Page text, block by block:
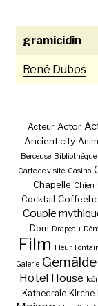
gramicidin
René Dubos
Acteur Actor
Ancient city
Berceuse Bibliothèque
Carte de visite Casino
Chapelle Chien
Cocktail
Couple
Dom Drapeau
Film Fleur
Galerie Gemälde
Hotel House
Kathedrale Kirche